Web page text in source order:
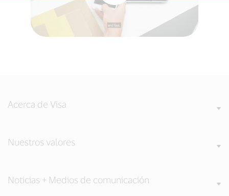
Acerca de Visa
Nuestros valores
Noticias + Medios de comunicación